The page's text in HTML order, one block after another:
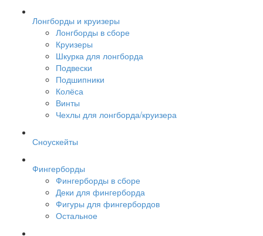
Лонгборды и круизеры
Лонгборды в сборе
Круизеры
Шкурка для лонгборда
Подвески
Подшипники
Колёса
Винты
Чехлы для лонгборда/круизера
Сноускейты
Фингерборды
Фингерборды в сборе
Деки для фингерборда
Фигуры для фингербордов
Остальное